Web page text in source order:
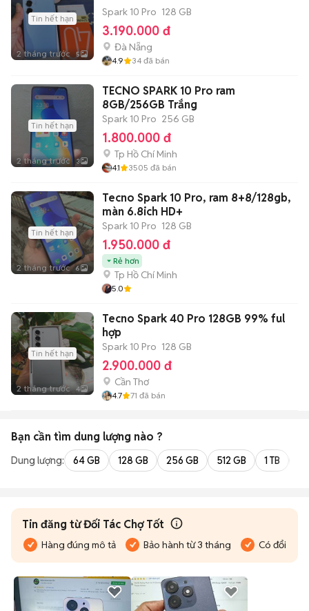
Tin hết hạn
2 tháng trước 5
Spark 10 Pro 128 GB
3.190.000 đ
Đà Nẵng
4.9 34 đã bán
Tin hết hạn
2 tháng trước 3
TECNO SPARK 10 Pro ram
8GB/256GB Trắng
Spark 10 Pro 256 GB
1.800.000 đ
Tp Hồ Chí Minh
4.1 3505 đã bán
Tin hết hạn
2 tháng trước 6
Tecno Spark 10 Pro, ram 8+8/128gb,
màn 6.8ich HD+
Spark 10 Pro 128 GB
1.950.000 đ
Rẻ hơn
Tp Hồ Chí Minh
5.0
Tin hết hạn
2 tháng trước 4
Tecno Spark 40 Pro 128GB 99% ful
hợp
Spark 10 Pro 128 GB
2.900.000 đ
Cần Thơ
4.7 71 đã bán
Bạn cần tìm dung lượng nào ?
Dung lượng: 64 GB 128 GB 256 GB 512 GB 1 TB
Tin đăng từ Đối Tác Chợ Tốt
Hàng đúng mô tả Bảo hành từ 3 tháng Có đổi trả